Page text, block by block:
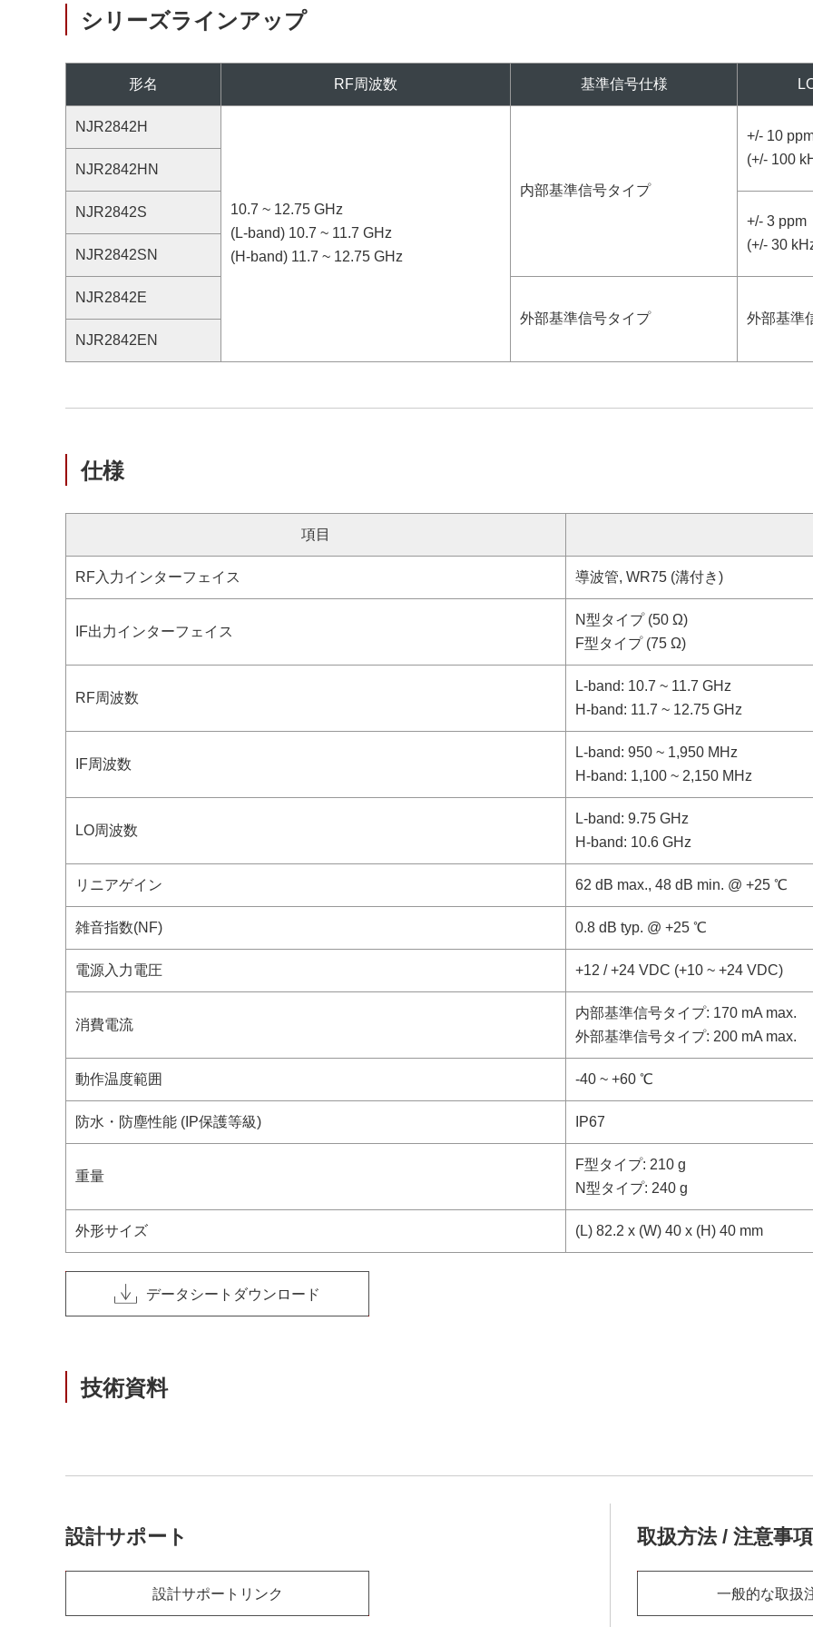
シリーズラインアップ
形名 RF周波数 基準信号仕様
NJR2842H
10.7 ~ 12.75 GHz
(L-band) 10.7 ~ 11.7 GHz
(H-band) 11.7 ~ 12.75 GHz
内部基準信号タイプ
+/- 10
(+/- 100
NJR2842HN
NJR2842S
+/- 3 ppm
(+/- 30
NJR2842SN
NJR2842E
外部基準信号タイプ
外部基準
NJR2842EN
仕様
項目
RF入力インターフェイス 導波管, WR75 (溝付き)
IF出力インターフェイス
N型タイプ (50 Ω)
F型タイプ (75 Ω)
RF周波数
L-band: 10.7 ~ 11.7 GHz
H-band: 11.7 ~ 12.75 GHz
IF周波数
L-band: 950 ~ 1,950 MHz
H-band: 1,100 ~ 2,150 MHz
LO周波数
L-band: 9.75 GHz
H-band: 10.6 GHz
リニアゲイン 62 dB max., 48 dB min. @ +25 ℃
雑音指数(NF) 0.8 dB typ. @ +25 ℃
電源入力電圧 +12 / +24 VDC (+10 ~ +24 VDC)
消費電流
内部基準信号タイプ: 170 mA max.
外部基準信号タイプ: 200 mA max.
動作温度範囲 -40 ~ +60 ℃
防水・防塵性能 (IP保護等級) IP67
重量
F型タイプ: 210 g
N型タイプ: 240 g
外形サイズ (L) 82.2 x (W) 40 x (H) 40 mm
データシートダウンロード
技術資料
設計サポート
設計サポートリンク
取扱方法 / 注意事項
一般的な取扱